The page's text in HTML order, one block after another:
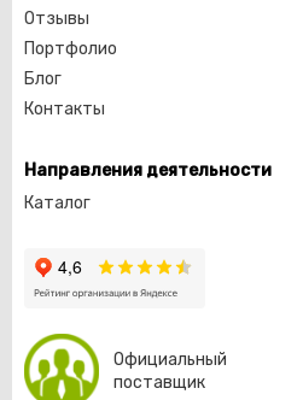
Отзывы
Портфолио
Блог
Контакты
Направления деятельности
Каталог
Официальный
поставщик